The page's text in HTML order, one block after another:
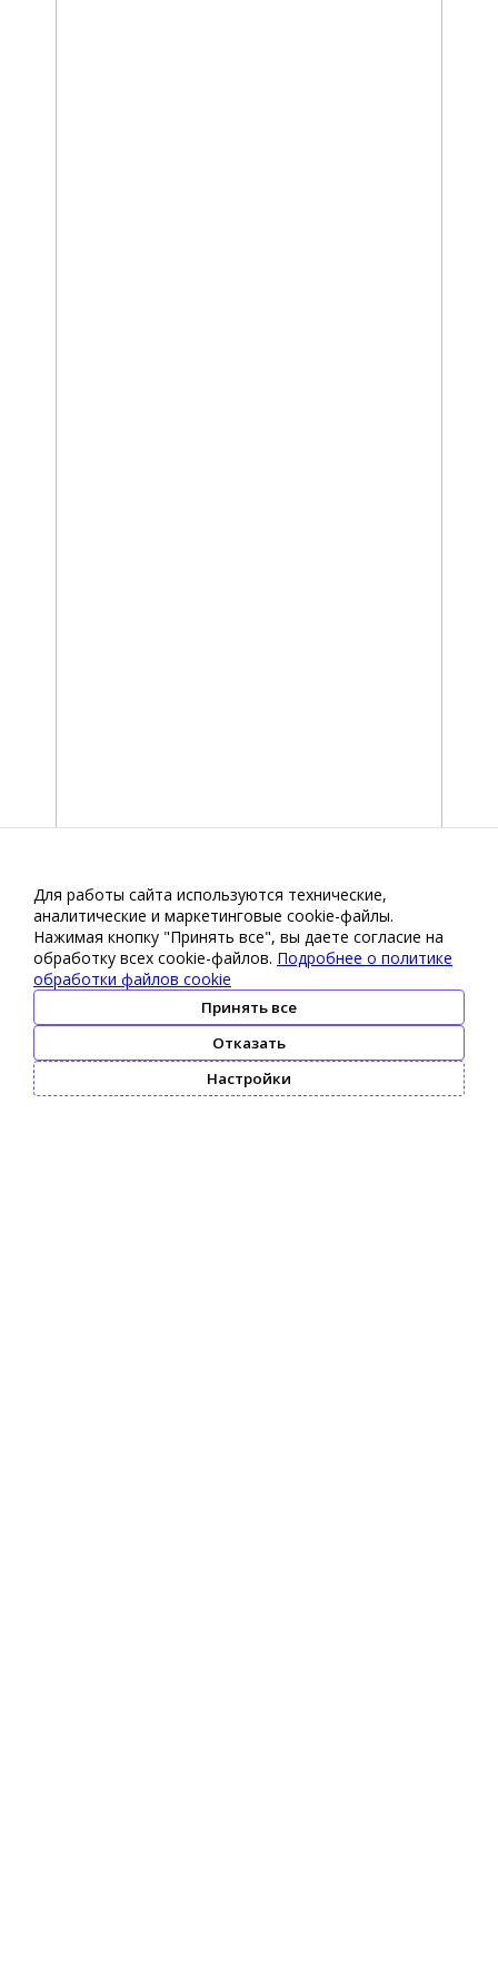
Для работы сайта используются технические,
аналитические и маркетинговые сооkіе-файлы.
Нажимая кнопку "Принять все", вы даете согласие на
обработку всех cookie-файлов. Подробнее о политике
обработки файлов cookie
Принять все
Отказать
Настройки